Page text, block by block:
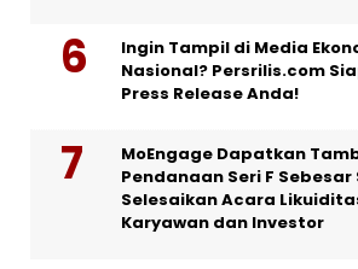
Ingin Tampil di Media
Nasional? Persrilis.com
Press Release Anda!
MoEngage Dapatkan
Pendanaan Seri F Sebesar
Selesaikan Acara
Karyawan dan Investor